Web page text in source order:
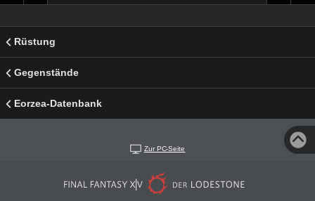
Rüstung
Gegenstände
Eorzea-Datenbank
Zur PC-Seite